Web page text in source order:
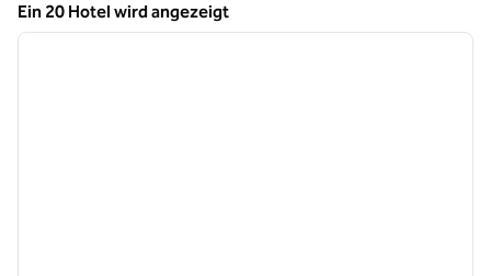
Ein 20 Hotel wird angezeigt
Ein 20 Hotel wird angezeigt
1 von 12